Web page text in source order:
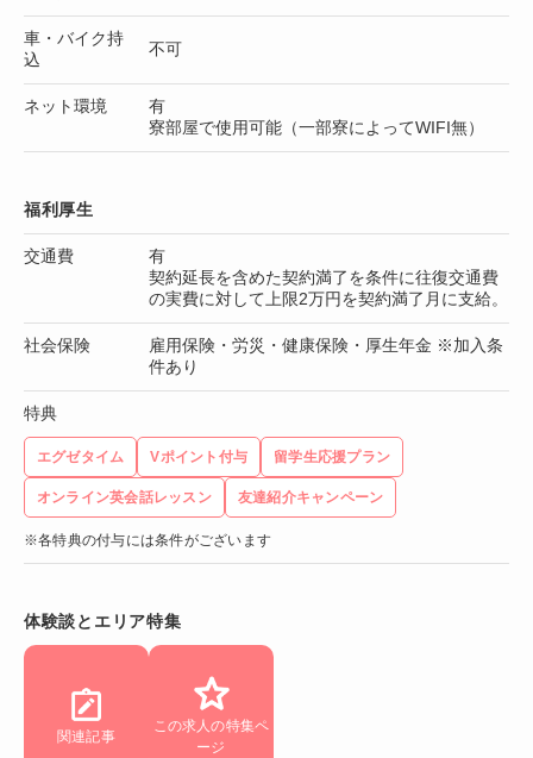
車・バイク持
込
不可
ネット環境
有
寮部屋で使用可能（一部寮によってWIFI無）
福利厚生
交通費
有
契約延長を含めた契約満了を条件に往復交通費
の実費に対して上限2万円を契約満了月に支給。
社会保険
雇用保険・労災・健康保険・厚生年金 ※加入条
件あり
特典
エグゼタイム Vポイント付与 留学生応援プラン
オンライン英会話レッスン 友達紹介キャンペーン
※各特典の付与には条件がございます
体験談とエリア特集
関連記事
この求人の特集ペ
ージ